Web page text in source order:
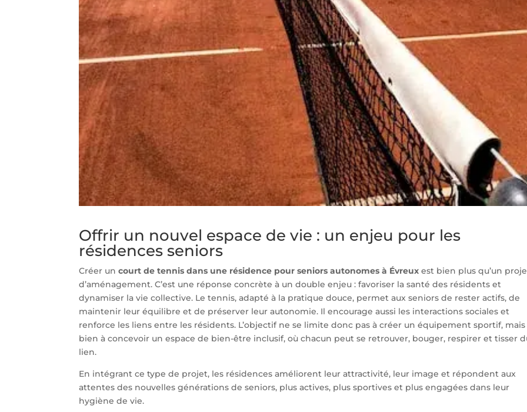
Offrir un nouvel espace de vie : un enjeu pour les
résidences seniors
Créer uncourt de tennis dans une résidence pour seniors autonomes à Évreux est bien plus qu’un
d’aménagement. C’est une réponse concrète à un double enjeu : favoriser la santé des résidents et
dynamiser la vie collective. Le tennis, adapté à la pratique douce, permet aux seniors de rester actifs, de
maintenir leur équilibre et de préserver leur autonomie. Il encourage aussi les interactions sociales et
renforce les liens entre les résidents. L’objectif ne se limite donc pas à créer un équipement sportif, mais
bien à concevoir un espace de bien-être inclusif, où chacun peut se retrouver, bouger, respirer et tisser
lien.
En intégrant ce type de projet, les résidences améliorent leur attractivité, leur image et répondent aux
attentes des nouvelles générations de seniors, plus actives, plus sportives et plus engagées dans leur
hygiène de vie.